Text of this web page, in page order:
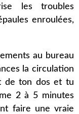
les troubles
enroulées,
au bureau
la circulation
de ton dos et tu
2 à 5 minutes
faire une vraie